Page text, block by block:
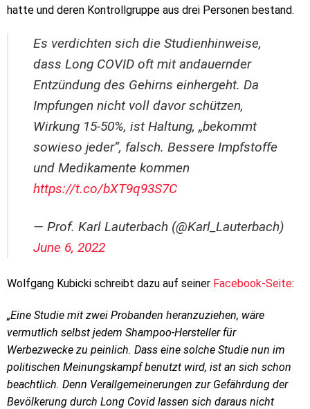
hatte und deren Kontrollgruppe aus drei Personen bestand.
Es verdichten sich die Studienhinweise,
dass Long COVID oft mit andauernder
Entzündung des Gehirns einhergeht. Da
Impfungen nicht voll davor schützen,
Wirkung 15-50%, ist Haltung, „bekommt
sowieso jeder“, falsch. Bessere Impfstoffe
und Medikamente kommen
https://t.co/bXT9q93S7C
— Prof. Karl Lauterbach (@Karl_Lauterbach)
June 6, 2022
Wolfgang Kubicki schreibt dazu auf seiner Facebook-Seite:
„Eine Studie mit zwei Probanden heranzuziehen, wäre
vermutlich selbst jedem Shampoo-Hersteller für
Werbezwecke zu peinlich. Dass eine solche Studie nun im
politischen Meinungskampf benutzt wird, ist an sich schon
beachtlich. Denn Verallgemeinerungen zur Gefährdung der
Bevölkerung durch Long Covid lassen sich daraus nicht